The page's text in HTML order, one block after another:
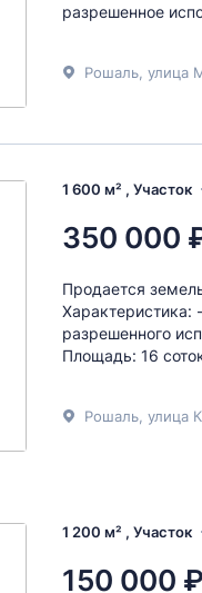
разрешенное
Рошаль, улица
1 600 м² , Участок
350 000
Продается
Характеристика:
разрешенного
Площадь: 16
Рошаль, улица
1 200 м² , Участок
150 000 ₽